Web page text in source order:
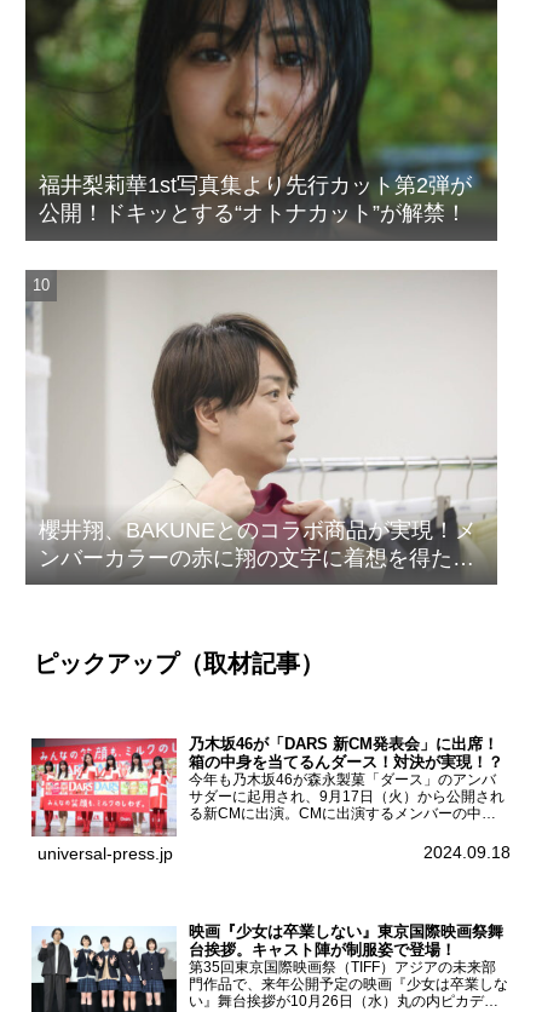
福井梨莉華1st写真集より先行カット第2弾が
公開！ドキッとする“オトナカット”が解禁！
櫻井翔、BAKUNEとのコラボ商品が実現！メ
ンバーカラーの赤に翔の文字に着想を得たデ
ザイン
ピックアップ（取材記事）
乃木坂46が「DARS 新CM発表会」に出席！
箱の中身を当てるんダース！対決が実現！？
今年も乃木坂46が森永製菓「ダース」のアンバ
サダーに起用され、9月17日（火）から公開され
る新CMに出演。CMに出演するメンバーの中か
一ノ瀬美空、菅原咲月が都内にて開催された
universal-press.jp 2024.09.18
映画『少女は卒業しない』東京国際映画祭舞
台挨拶。キャスト陣が制服姿で登場！
第35回東京国際映画祭（TIFF）アジアの未来部
門作品で、来年公開予定の映画『少女は卒業しな
い』舞台挨拶が10月26日（水）丸の内ピカデリ